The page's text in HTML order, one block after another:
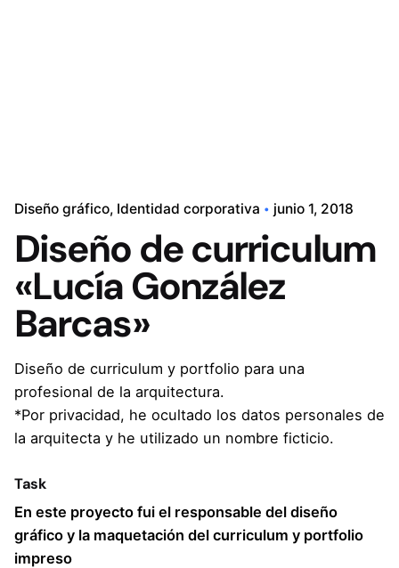
Diseño gráfico Identidad corporativa junio 1, 2018
Diseño de curriculum
«Lucía González
Barcas»
Diseño de curriculum y portfolio para una
profesional de la arquitectura.
*Por privacidad, he ocultado los datos personales de
la arquitecta y he utilizado un nombre ficticio.
Task
En este proyecto fui el responsable del diseño
gráfico y la maquetación del curriculum y portfolio
impreso